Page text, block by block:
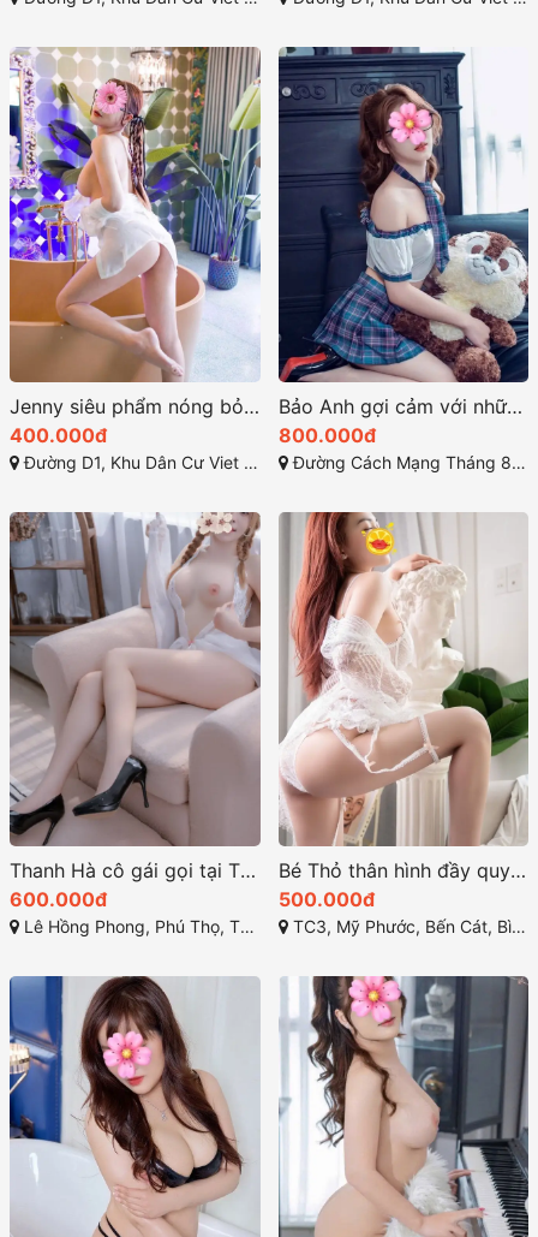
Jenny siêu phẩm nóng bỏng và quyến rũ nhất thuận an
400.000đ
Đường D1, Khu Dân Cư Viet Sing, Thuận Giao, Thuận An, Bình Dương
Bảo Anh gợi cảm với những đường cong quyến rũ
800.000đ
Đường Cách Mạng Tháng 8, Phú Thọ, Thủ Dầu Một, Bình Dương
Thanh Hà cô gái gọi tại Thủ Dầu Một Bình Dương
600.000đ
Lê Hồng Phong, Phú Thọ, Thủ Dầu Một, Bình Dương
Bé Thỏ thân hình đầy quyến rũ và kiêu kỳ
500.000đ
TC3, Mỹ Phước, Bến Cát, Bình Dương